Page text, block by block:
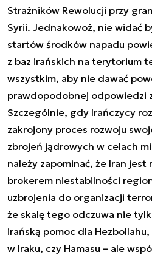
Strażników Rewolucji przy
Syrii. Jednakowoż, nie widać
startów środków napadu
z baz irańskich na terytorium
wszystkim, aby nie dawać
prawdopodobnej odpowiedzi
Szczególnie, gdy Irańczycy
zakrojony proces rozwoju
zbrojeń jądrowych w celach
należy zapominać, że Iran
brokerem niestabilności
uzbrojenia do organizacji
że skalę tego odczuwa nie
irańską pomoc dla
w Iraku, czy Hamasu – ale